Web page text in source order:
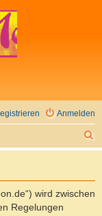
Anmelden
u
wird zwischen
Regelungen